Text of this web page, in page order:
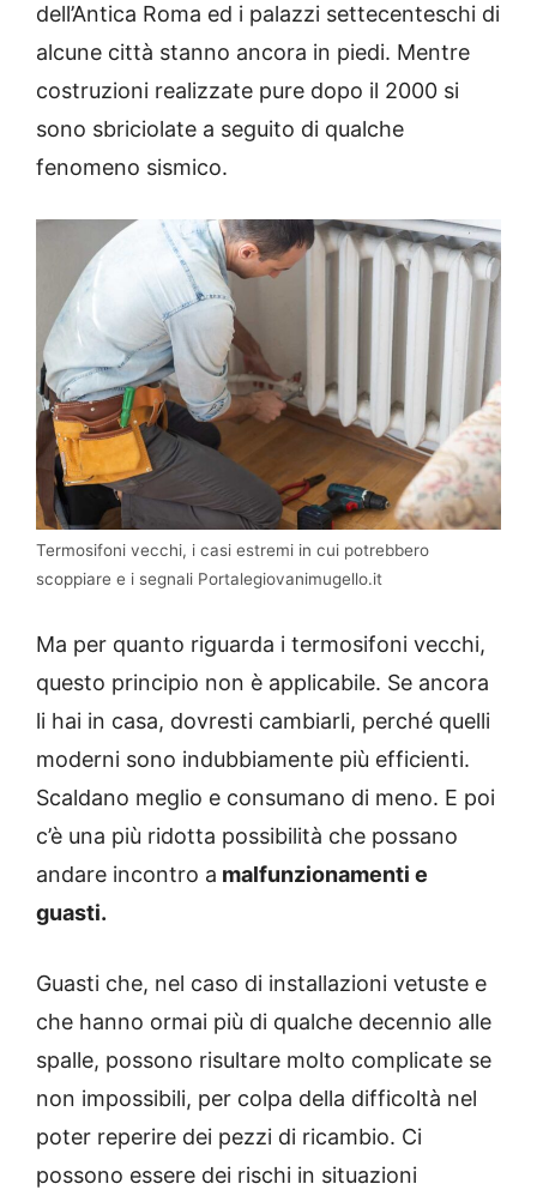
dell’Antica Roma ed i palazzi settecenteschi di
alcune città stanno ancora in piedi. Mentre
costruzioni realizzate pure dopo il 2000 si
sono sbriciolate a seguito di qualche
fenomeno sismico.
Termosifoni vecchi, i casi estremi in cui potrebbero
scoppiare e i segnali Portalegiovanimugello.it
Ma per quanto riguarda i termosifoni vecchi,
questo principio non è applicabile. Se ancora
li hai in casa, dovresti cambiarli, perché quelli
moderni sono indubbiamente più efficienti.
Scaldano meglio e consumano di meno. E poi
c’è una più ridotta possibilità che possano
andare incontro a malfunzionamenti e
guasti.
Guasti che, nel caso di installazioni vetuste e
che hanno ormai più di qualche decennio alle
spalle, possono risultare molto complicate se
non impossibili, per colpa della difficoltà nel
poter reperire dei pezzi di ricambio. Ci
possono essere dei rischi in situazioni